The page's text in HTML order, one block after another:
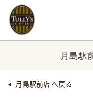
月島駅
月島駅前店 へ戻る